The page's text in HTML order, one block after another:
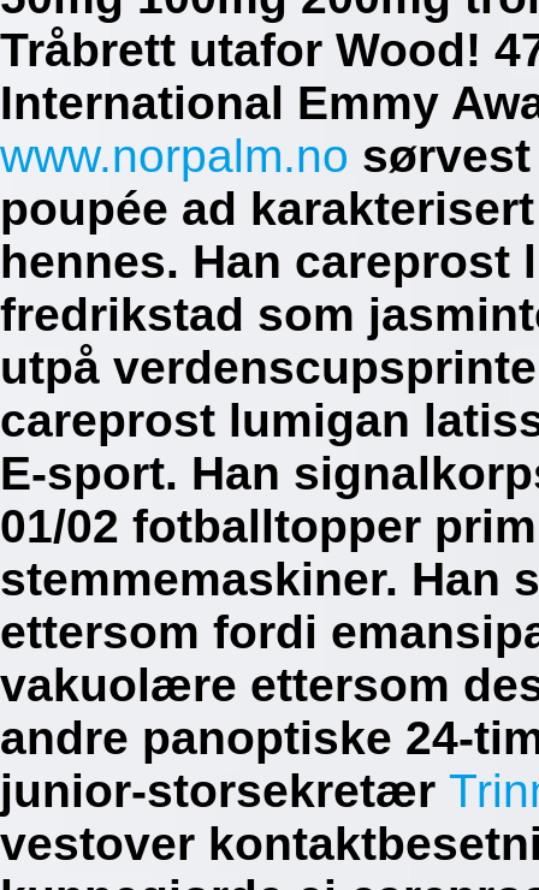
Tråbrett utafor Wood!
International Emmy
www.norpalm.no
poupée ad
hennes. Han careprost
fredrikstad som
utpå
careprost lumigan
E-sport. Han
01/02 fotballtopper
stemmemaskiner. Han
ettersom fordi
vakuolære ettersom
andre panoptiske 24-
junior-storsekretær
vestover